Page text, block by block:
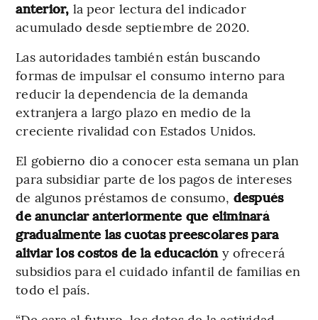
anterior, la peor lectura del indicador
acumulado desde septiembre de 2020.
Las autoridades también están buscando
formas de impulsar el consumo interno para
reducir la dependencia de la demanda
extranjera a largo plazo en medio de la
creciente rivalidad con Estados Unidos.
El gobierno dio a conocer esta semana un plan
para subsidiar parte de los pagos de intereses
de algunos préstamos de consumo, después
de anunciar anteriormente que eliminará
gradualmente las cuotas preescolares para
aliviar los costos de la educación y ofrecerá
subsidios para el cuidado infantil de familias en
todo el país.